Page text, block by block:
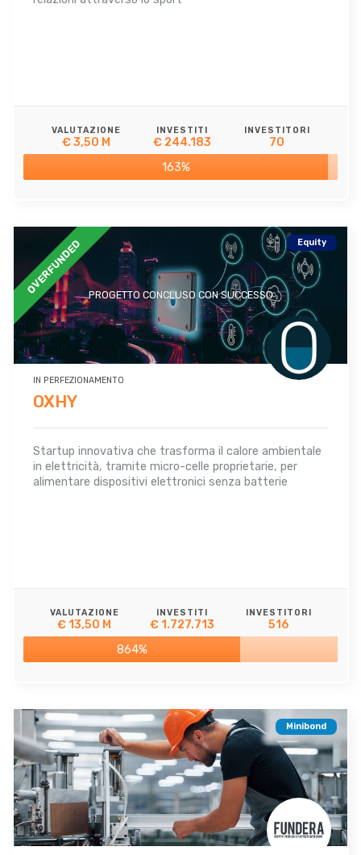
VALUTAZIONE
€ 3,50 M
INVESTITI
€ 244.183
INVESTITORI
70
163%
PROGETTO CONCLUSO CON SUCCESSO
OVERFUNDED Equity
IN PERFEZIONAMENTO
OXHY
Startup innovativa che trasforma il calore ambientale
in elettricità, tramite micro-celle proprietarie, per
alimentare dispositivi elettronici senza batterie
VALUTAZIONE
€ 13,50 M
INVESTITI
€ 1.727.713
INVESTITORI
516
864%
Minibond